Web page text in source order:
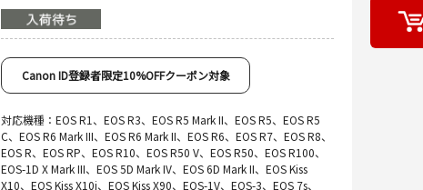
Canon ID登録者限定10%OFFクーポン対象
対応機種：EOS R1、EOS R3、EOS R5 Mark II、EOS R5、EOS R5
C、EOS R6 Mark III、EOS R6 Mark II、EOS R6、EOS R7、EOS R8、
EOS R、EOS RP、EOS R10、EOS R50 V、EOS R50、EOS R100、
EOS-1D X Mark III、EOS 5D Mark IV、EOS 6D Mark II、EOS Kiss
X10、EOS Kiss X10i、EOS Kiss X90、EOS-1V、EOS-3、EOS 7s、